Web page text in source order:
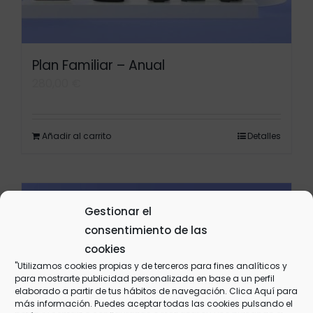
Gestionar el
consentimiento de las
cookies
"Utilizamos cookies propias y de terceros para fines analíticos y
para mostrarte publicidad personalizada en base a un perfil
elaborado a partir de tus hábitos de navegación. Clica Aquípara
más información. Puedes aceptar todas las cookies pulsando el
Plan Familiar – Anual
Añadir al carrito Detalles